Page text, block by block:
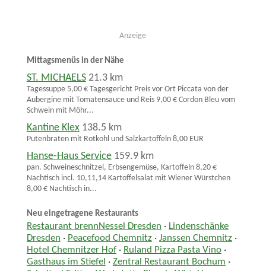
Anzeige
Mittagsmenüs in der Nähe
ST. MICHAELS 21.3 km
Tagessuppe 5,00 € Tagesgericht Preis vor Ort Piccata von der
Aubergine mit Tomatensauce und Reis 9,00 € Cordon Bleu vom
Schwein mit Möhr...
Kantine Klex 138.5 km
Putenbraten mit Rotkohl und Salzkartoffeln 8,00 EUR
Hanse-Haus Service 159.9 km
pan. Schweineschnitzel, Erbsengemüse, Kartoffeln 8,20 €
Nachtisch incl. 10,11,14 Kartoffelsalat mit Wiener Würstchen
8,00 € Nachtisch in...
Neu eingetragene Restaurants
Restaurant brennNessel Dresden · Lindenschänke
Dresden · Peacefood Chemnitz· Janssen Chemnitz·
Hotel Chemnitzer Hof· Ruland Pizza Pasta Vino·
Gasthaus im Stiefel · Zentral Restaurant Bochum ·